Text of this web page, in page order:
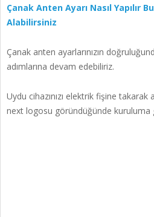
Çanak Anten Ayarı Nasıl Yapılır
Alabilirsiniz
Çanak anten ayarlarınızın
adımlarına devam edebiliriz.
Uydu cihazınızı elektrik fişine takarak
next logosu göründüğünde kuruluma